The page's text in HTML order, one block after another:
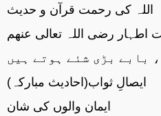
اللہ کی رحمت قرآن و حدیث
اطہار رضی اللہ تعالی عنھم
بابے بڑی شئے ہوتے ہیں
ایصالِ ثواب(احادیث مبارکہ)
ایمان والوں کی شان